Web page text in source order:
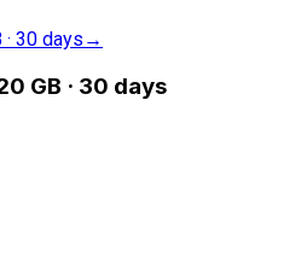
· 30 days →
GB · 30 days